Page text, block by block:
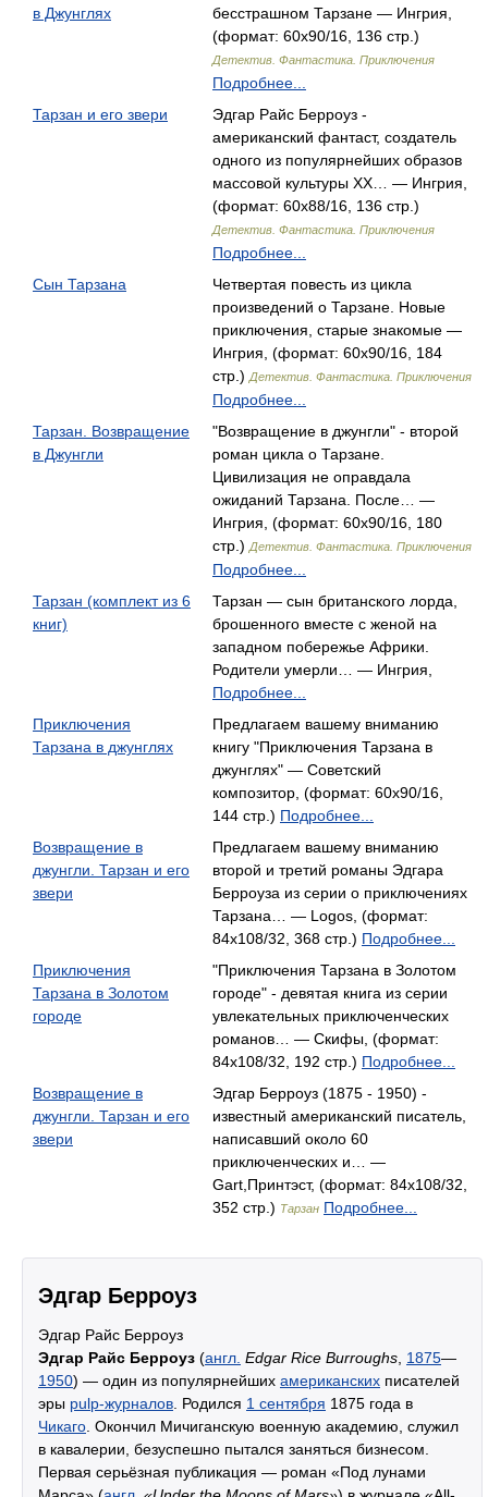
в Джунглях
бесстрашном Тарзане — Ингрия,
(формат: 60x90/16, 136 стр.)
Детектив. Фантастика. Приключения
Подробнее...
Тарзан и его звери
Эдгар Райс Берроуз -
американский фантаст, создатель
одного из популярнейших образов
массовой культуры XX… — Ингрия,
(формат: 60x88/16, 136 стр.)
Детектив. Фантастика. Приключения
Подробнее...
Сын Тарзана
Четвертая повесть из цикла
произведений о Тарзане. Новые
приключения, старые знакомые —
Ингрия, (формат: 60x90/16, 184
стр.) Детектив. Фантастика. Приключения
Подробнее...
Тарзан. Возвращение
в Джунгли
"Возвращение в джунгли" - второй
роман цикла о Тарзане.
Цивилизация не оправдала
ожиданий Тарзана. После… —
Ингрия, (формат: 60x90/16, 180
стр.) Детектив. Фантастика. Приключения
Подробнее...
Тарзан (комплект из 6
книг)
Тарзан — сын британского лорда,
брошенного вместе с женой на
западном побережье Африки.
Родители умерли… — Ингрия,
Подробнее...
Приключения
Тарзана в джунглях
Предлагаем вашему вниманию
книгу "Приключения Тарзана в
джунглях" — Советский
композитор, (формат: 60x90/16,
144 стр.) Подробнее...
Возвращение в
джунгли. Тарзан и его
звери
Предлагаем вашему вниманию
второй и третий романы Эдгара
Берроуза из серии о приключениях
Тарзана… — Logos, (формат:
84x108/32, 368 стр.) Подробнее...
Приключения
Тарзана в Золотом
городе
"Приключения Тарзана в Золотом
городе" - девятая книга из серии
увлекательных приключенческих
романов… — Скифы, (формат:
84x108/32, 192 стр.) Подробнее...
Возвращение в
джунгли. Тарзан и его
звери
Эдгар Берроуз (1875 - 1950) -
известный американский писатель,
написавший около 60
приключенческих и… —
Gart,Принтэст, (формат: 84x108/32,
352 стр.) Тарзан Подробнее...
Эдгар Берроуз
Эдгар Райс Берроуз
Эдгар Райс Берроуз (англ. Edgar Rice Burroughs 1875—
1950) — один из популярнейших американских писателей
эры pulp-журналов . Родился 1 сентября 1875 года в
Чикаго . Окончил Мичиганскую военную академию, служил
в кавалерии, безуспешно пытался заняться бизнесом.
Первая серьёзная публикация — роман «Под лунами